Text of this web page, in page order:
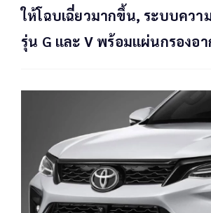
ให้โฉบเฉี่ยวมากขึ้น, ระบบคว
รุ่น G และ V พร้อมแผ่นกรองอา